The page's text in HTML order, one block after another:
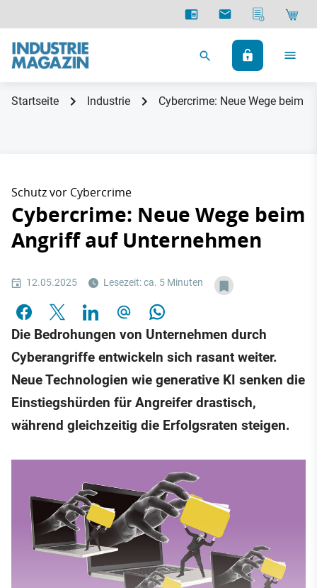
Startseite Industrie Cybercrime: Neue Wege beim
Schutz vor Cybercrime
Cybercrime: Neue Wege beim
Angriff auf Unternehmen
12.05.2025 Lesezeit: ca. 5 Minuten
Die Bedrohungen von Unternehmen durch
Cyberangriffe entwickeln sich rasant weiter.
Neue Technologien wie generative KI senken die
Einstiegshürden für Angreifer drastisch,
während gleichzeitig die Erfolgsraten steigen.